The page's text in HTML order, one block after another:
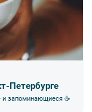
Петербурге
запоминающиеся ☕